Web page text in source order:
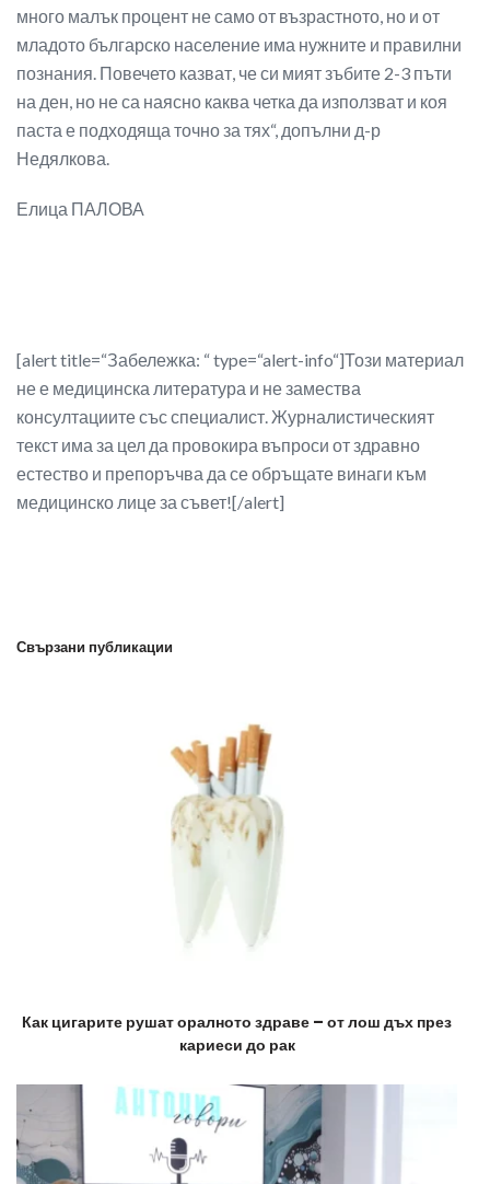
много малък процент не само от възрастното, но и от
младото българско население има нужните и правилни
познания. Повечето казват, че си мият зъбите 2-3 пъти
на ден, но не са наясно каква четка да използват и коя
паста е подходяща точно за тях“, допълни д-р
Недялкова.
Елица ПАЛОВА
[alert title=“Забележка: “ type=“alert-info“]Този материал
не е медицинска литература и не замества
консултациите със специалист. Журналистическият
текст има за цел да провокира въпроси от здравно
естество и препоръчва да се обръщате винаги към
медицинско лице за съвет![/alert]
Свързани публикации
Как цигарите рушат оралното здраве – от лош дъх през
кариеси до рак